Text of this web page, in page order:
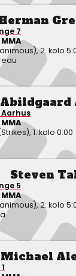
7
MMA
2. kolo
Aarhus
MMA
1. kolo 0:00
Steven
5
MMA
2. kolo
Michael